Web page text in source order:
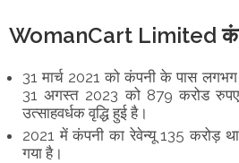
WomanCart Limited
31 मार्च 2021 को कंपनी के पास
31 अगस्त 2023 को 879 करोड रुपए
उत्साहवर्धक वृद्धि हुई है।
2021 में कंपनी का रेवेन्यू 135 करोड़
गया है।